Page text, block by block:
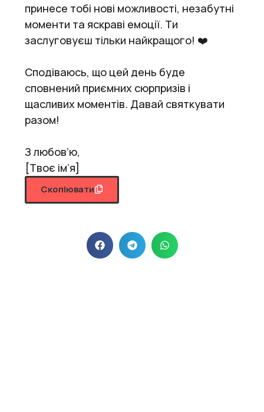
принесе тобі нові можливості, незабутні
моменти та яскраві емоції. Ти
заслуговуєш тільки найкращого! ❤️
Сподіваюсь, що цей день буде
сповнений приємних сюрпризів і
щасливих моментів. Давай святкувати
разом!
З любов’ю,
[Твоє ім’я]
Скопіювати